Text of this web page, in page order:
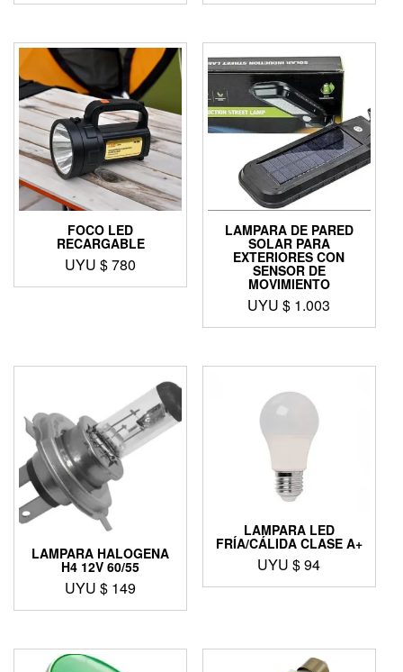
FOCO LED
RECARGABLE
UYU $780
LAMPARA DE PARED
SOLAR PARA
EXTERIORES CON
SENSOR DE
MOVIMIENTO
UYU $ 1.003
LAMPARA HALOGENA
H4 12V 60/55
UYU $ 149
LAMPARA LED
FRÍA/CÁLIDA CLASE A+
UYU $94